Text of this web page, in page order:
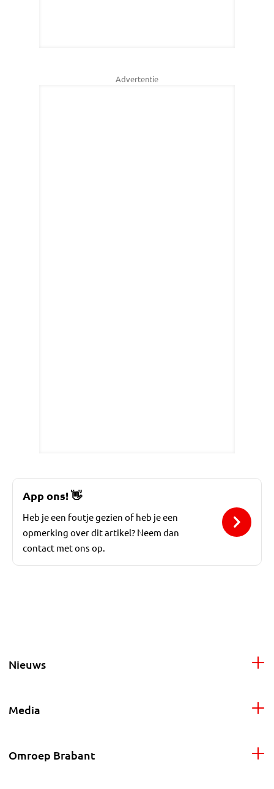
Advertentie
App ons!👋
Heb je een foutje gezien of heb je een
opmerking over dit artikel? Neem dan
contact met ons op.
Nieuws
Media
Omroep Brabant